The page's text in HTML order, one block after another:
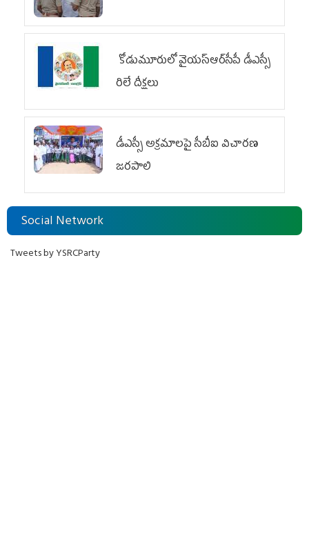
కోడుమూరులో వైయ‌స్ఆర్‌సీపీ డీఎస్సీ
రిలే దీక్షలు
డీఎస్సీ అక్రమాలపై సీబీఐ విచారణ
జరపాలి
Social Network
Tweets by YSRCParty